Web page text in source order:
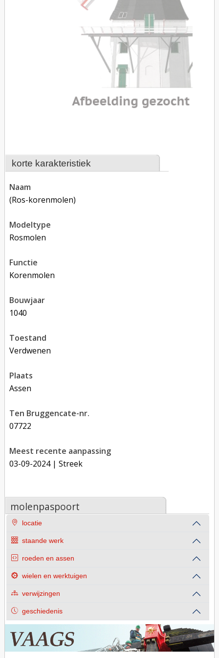
korte karakteristiek
naam
(ros-korenmolen)
modeltype
rosmolen
functie
korenmolen
bouwjaar
1040
toestand
verdwenen
plaats
Assen
Ten Bruggencate-nr.
07722
Meest recente aanpassing
03-09-2024| Streek
molenpaspoort
locatie
staande werk
roeden en assen
wielen en werktuigen
verwijzingen
geschiedenis